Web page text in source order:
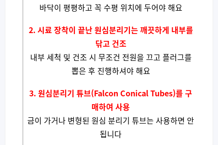
바닥이 평평하고 꼭 수평 위치에 두어야 해요
2. 시료 장착이 끝난 원심분리기는 깨끗하게 내부를
닦고 건조
내부 세척 및 건조 시 무조건 전원을 끄고 플러그를
뽑은 후 진행하셔야 해요
3. 원심분리기 튜브(Falcon Conical Tubes)를 구
매하여 사용
금이 가거나 변형된 원심 분리기 튜브는 사용하면 안
됩니다